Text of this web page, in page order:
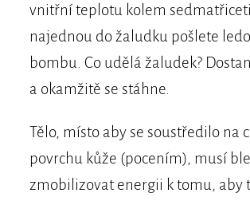
vnitřní teplotu kolem
najednou do žaludku pošlete
bombu. Co udělá žaludek?
a okamžitě se stáhne.
Tělo, místo aby se soustředilo na
povrchu kůže (pocením), musí
zmobilizovat energii k tomu, aby